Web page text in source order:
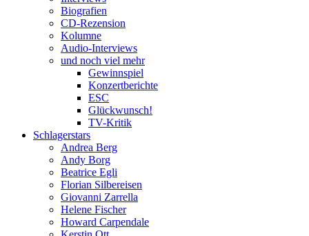
Biografien
CD-Rezension
Kolumne
Audio-Interviews
und noch viel mehr
Gewinnspiel
Konzertberichte
ESC
Glückwunsch!
TV-Kritik
Schlagerstars
Andrea Berg
Andy Borg
Beatrice Egli
Florian Silbereisen
Giovanni Zarrella
Helene Fischer
Howard Carpendale